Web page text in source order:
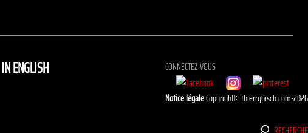
IN ENGLISH CONNECTEZ-VOUS
Notice légaleCopyright© Thierrybisch.com-2026